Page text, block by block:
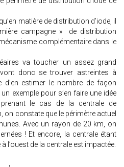
matière de distribution d’iode, il
campagne » de distribution
complémentaire dans le
va toucher un assez grand
donc se trouver astreintes à
d’en estimer le nombre de façon
exemple pour s’en faire une idée
le cas de la centrale de
on constate que le périmètre actuel
Avec un rayon de 20 km, on
! Et encore, la centrale étant
l’ouest de la centrale est impactée.